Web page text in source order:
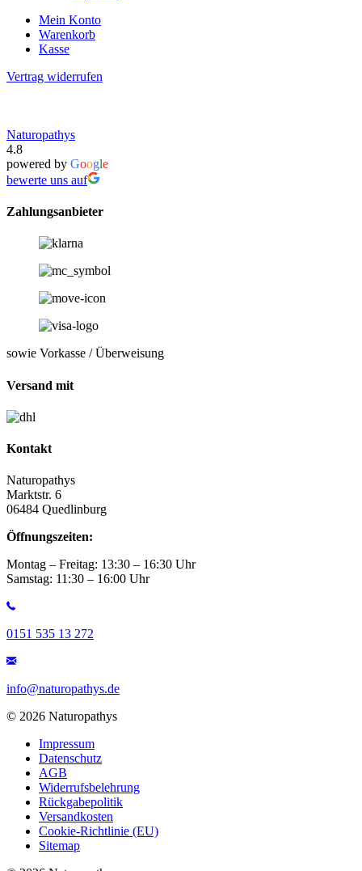
Mein Konto
Warenkorb
Kasse
Vertrag widerrufen
Naturopathys
4.8
powered by Google
bewerte uns auf
Zahlungsanbieter
sowie Vorkasse / Überweisung
Versand mit
Kontakt
Naturopathys
Marktstr. 6
06484 Quedlinburg
Öffnungszeiten:
Montag – Freitag: 13:30 – 16:30 Uhr
Samstag: 11:30 – 16:00 Uhr
0151 535 13 272
info@naturopathys.de
© 2026 Naturopathys
Impressum
Datenschutz
AGB
Widerrufsbelehrung
Rückgabepolitik
Versandkosten
Cookie-Richtlinie (EU)
Sitemap